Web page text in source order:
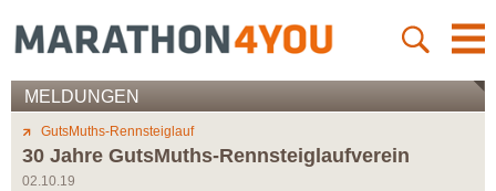
MELDUNGEN
GutsMuths-Rennsteiglauf
30 Jahre GutsMuths-Rennsteiglaufverein
02.10.19